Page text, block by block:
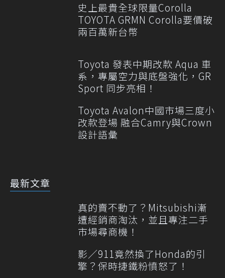
史上最貴全球限量Corolla
TOYOTA GRMN Corolla要價破
兩百萬新台幣
Toyota 發表中期改款 Aqua 車
系，專屬空力與底盤強化，GR
Sport 同步亮相！
Toyota Avalon中國市場三度小
改款登場 融合Camry與Crown
設計語彙
最新文章
真的賣不動了？Mitsubishi漸
遭經銷商淘汰，並且專注二手
市場尋商機！
影／911竟然換了Honda的引
擎？保時捷鐵粉憤怒了！